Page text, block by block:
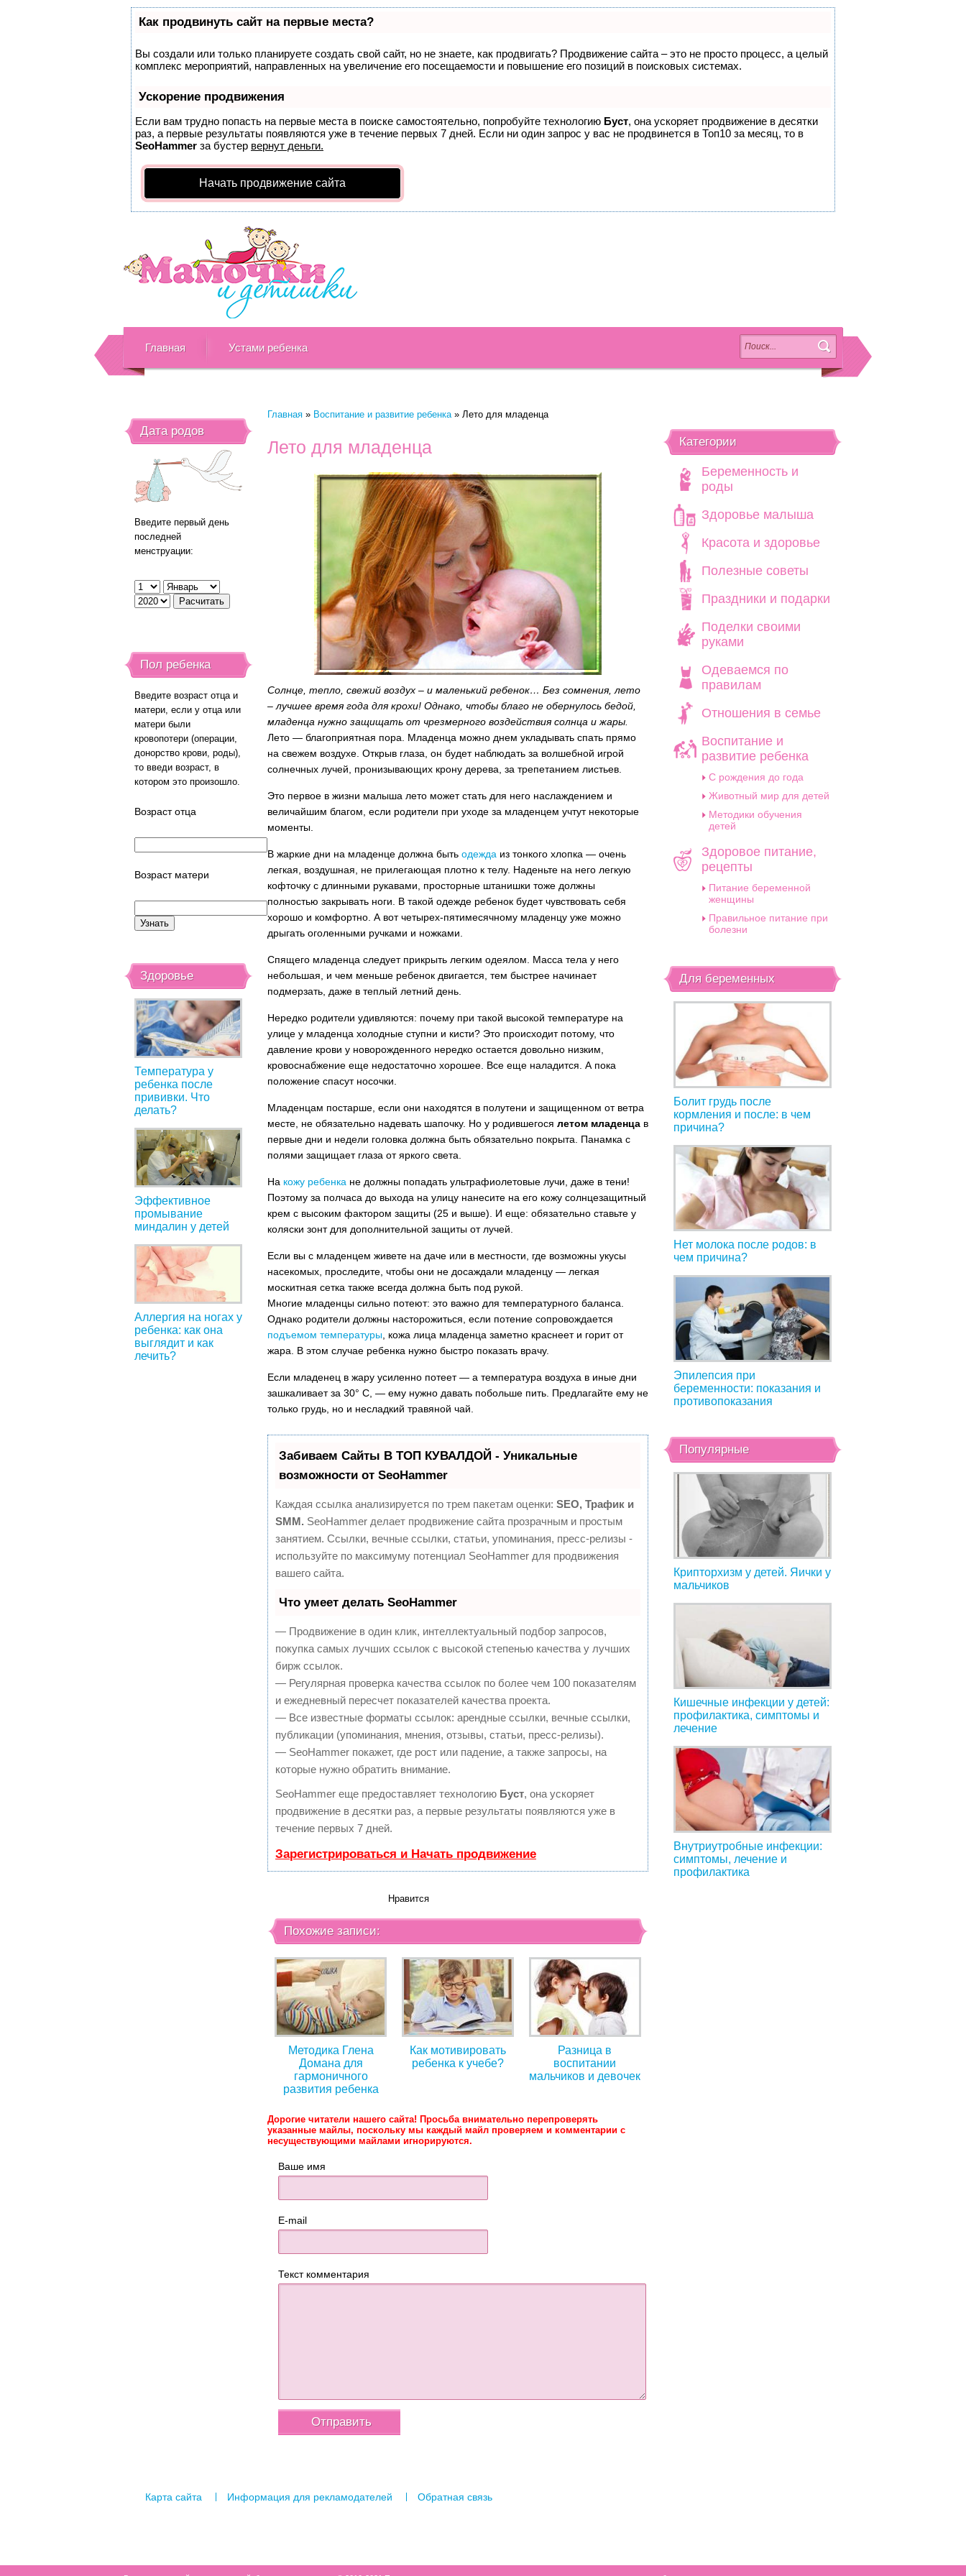
Как продвинуть сайт на первые места?
Вы создали или только планируете создать свой сайт, но не знаете, как продвигать? Продвижение сайта – это не просто процесс, а целый
комплекс мероприятий, направленных на увеличение его посещаемости и повышение его позиций в поисковых системах.
Ускорение продвижения
Если вам трудно попасть на первые места в поиске самостоятельно, попробуйте технологию Буст, она ускоряет продвижение в десятки
раз, а первые результаты появляются уже в течение первых 7 дней. Если ни один запрос у вас не продвинется в Топ10 за месяц, то в
SeoHammer за бустер вернут деньги.
Начать продвижение сайта
Главная Устами ребенка
Главная » Воспитание и развитие ребенка»Лето для младенца
Лето для младенца
Солнце, тепло, свежий воздух – и маленький ребенок… Без сомнения, лето
– лучшее время года для крохи! Однако, чтобы благо не обернулось бедой,
младенца нужно защищать от чрезмерного воздействия солнца и жары.
Лето — благоприятная пора. Младенца можно днем укладывать спать прямо
на свежем воздухе. Открыв глаза, он будет наблюдать за волшебной игрой
солнечных лучей, пронизывающих крону дерева, за трепетанием листьев.
Это первое в жизни малыша лето может стать для него наслаждением и
величайшим благом, если родители при уходе за младенцем учтут некоторые
моменты.
В жаркие дни на младенце должна бытьодежда из тонкого хлопка — очень
легкая, воздушная, не прилегающая плотно к телу. Наденьте на него легкую
кофточку с длинными рукавами, просторные штанишки тоже должны
полностью закрывать ноги. В такой одежде ребенок будет чувствовать себя
хорошо и комфортно. А вот четырех-пятимесячному младенцу уже можно
дрыгать оголенными ручками и ножками.
Спящего младенца следует прикрыть легким одеялом. Масса тела у него
небольшая, и чем меньше ребенок двигается, тем быстрее начинает
подмерзать, даже в теплый летний день.
Нередко родители удивляются: почему при такой высокой температуре на
улице у младенца холодные ступни и кисти? Это происходит потому, что
давление крови у новорожденного нередко остается довольно низким,
кровоснабжение еще недостаточно хорошее. Все еще наладится. А пока
положение спасут носочки.
Младенцам постарше, если они находятся в полутени и защищенном от ветра
месте, не обязательно надевать шапочку. Но у родившегосялетом младенца в
первые дни и недели головка должна быть обязательно покрыта. Панамка с
полями защищает глаза от яркого света.
На кожу ребенка не должны попадать ультрафиолетовые лучи, даже в тени!
Поэтому за полчаса до выхода на улицу нанесите на его кожу солнцезащитный
крем с высоким фактором защиты (25 и выше). И еще: обязательно ставьте у
коляски зонт для дополнительной защиты от лучей.
Если вы с младенцем живете на даче или в местности, где возможны укусы
насекомых, проследите, чтобы они не досаждали младенцу — легкая
москитная сетка также всегда должна быть под рукой.
Многие младенцы сильно потеют: это важно для температурного баланса.
Однако родители должны насторожиться, если потение сопровождается
подъемом температуры , кожа лица младенца заметно краснеет и горит от
жара. В этом случае ребенка нужно быстро показать врачу.
Если младенец в жару усиленно потеет — а температура воздуха в иные дни
зашкаливает за 30° С, — ему нужно давать побольше пить. Предлагайте ему не
только грудь, но и несладкий травяной чай.
Забиваем Сайты В ТОП КУВАЛДОЙ - Уникальные
возможности от SeoHammer
Каждая ссылка анализируется по трем пакетам оценки:SEO, Трафик и
SMM. SeoHammer делает продвижение сайта прозрачным и простым
занятием. Ссылки, вечные ссылки, статьи, упоминания, пресс-релизы -
используйте по максимуму потенциал SeoHammer для продвижения
вашего сайта.
Что умеет делать SeoHammer
— Продвижение в один клик, интеллектуальный подбор запросов,
покупка самых лучших ссылок с высокой степенью качества у лучших
бирж ссылок.
— Регулярная проверка качества ссылок по более чем 100 показателям
и ежедневный пересчет показателей качества проекта.
— Все известные форматы ссылок: арендные ссылки, вечные ссылки,
публикации (упоминания, мнения, отзывы, статьи, пресс-релизы).
— SeoHammer покажет, где рост или падение, а также запросы, на
которые нужно обратить внимание.
SeoHammer еще предоставляет технологию Буст, она ускоряет
продвижение в десятки раз, а первые результаты появляются уже в
течение первых 7 дней.
Зарегистрироваться и Начать продвижение
Нравится
Похожие записи:
Методика Глена
Домана для
гармоничного
развития ребенка
Как мотивировать
ребенка к учебе?
Разница в
воспитании
мальчиков и девочек
Дорогие читатели нашего сайта! Просьба внимательно перепроверять
указанные майлы, поскольку мы каждый майл проверяем и комментарии с
несуществующими майлами игнорируются.
Ваше имя
E-mail
Текст комментария
Дата родов
Введите первый день
последней
менструации:
Пол ребенка
Введите возраст отца и
матери, если у отца или
матери были
кровопотери (операции,
донорство крови, роды),
то введи возраст, в
котором это произошло.
Возраст отца
Возраст матери
Здоровье
Температура у
ребенка после
прививки. Что
делать?
Эффективное
промывание
миндалин у детей
Аллергия на ногах у
ребенка: как она
выглядит и как
лечить?
Категории
Беременность и
роды
Здоровье малыша
Красота и здоровье
Полезные советы
Праздники и подарки
Поделки своими
руками
Одеваемся по
правилам
Отношения в семье
Воспитание и
развитие ребенка
C рождения до года
Животный мир для детей
Методики обучения
детей
Здоровое питание,
рецепты
Питание беременной
женщины
Правильное питание при
болезни
Для беременных
Болит грудь после
кормления и после: в чем
причина?
Нет молока после родов: в
чем причина?
Эпилепсия при
беременности: показания и
противопоказания
Популярные
Крипторхизм у детей. Яички у
мальчиков
Кишечные инфекции у детей:
профилактика, симптомы и
лечение
Внутриутробные инфекции:
симптомы, лечение и
профилактика
Карта сайта Информация для рекламодателей Обратная связь